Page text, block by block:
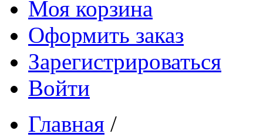
Моя корзина
Оформить заказ
Зарегистрироваться
Войти
Главная /